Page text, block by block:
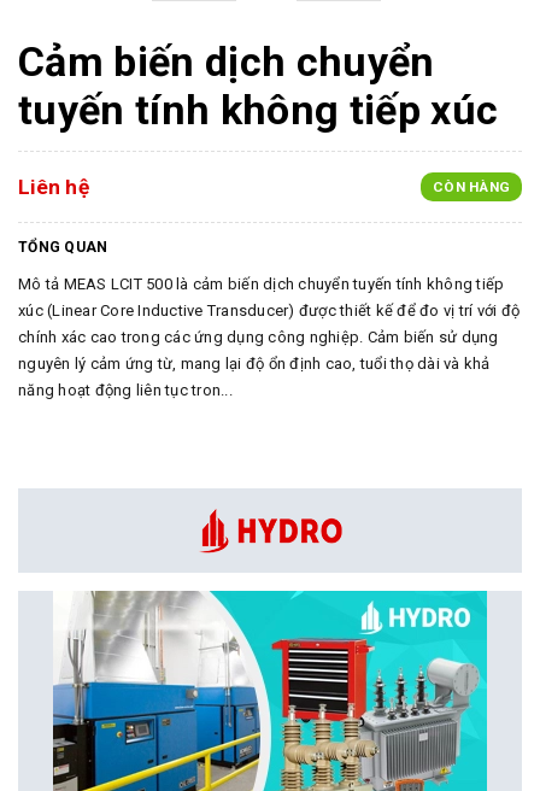
Cảm biến dịch chuyển
tuyến tính không tiếp xúc
Liên hệ CÒN HÀNG
TỔNG QUAN
Mô tả MEAS LCIT 500 là cảm biến dịch chuyển tuyến tính không tiếp
xúc (Linear Core Inductive Transducer) được thiết kế để đo vị trí với độ
chính xác cao trong các ứng dụng công nghiệp. Cảm biến sử dụng
nguyên lý cảm ứng từ, mang lại độ ổn định cao, tuổi thọ dài và khả
năng hoạt động liên tục tron...